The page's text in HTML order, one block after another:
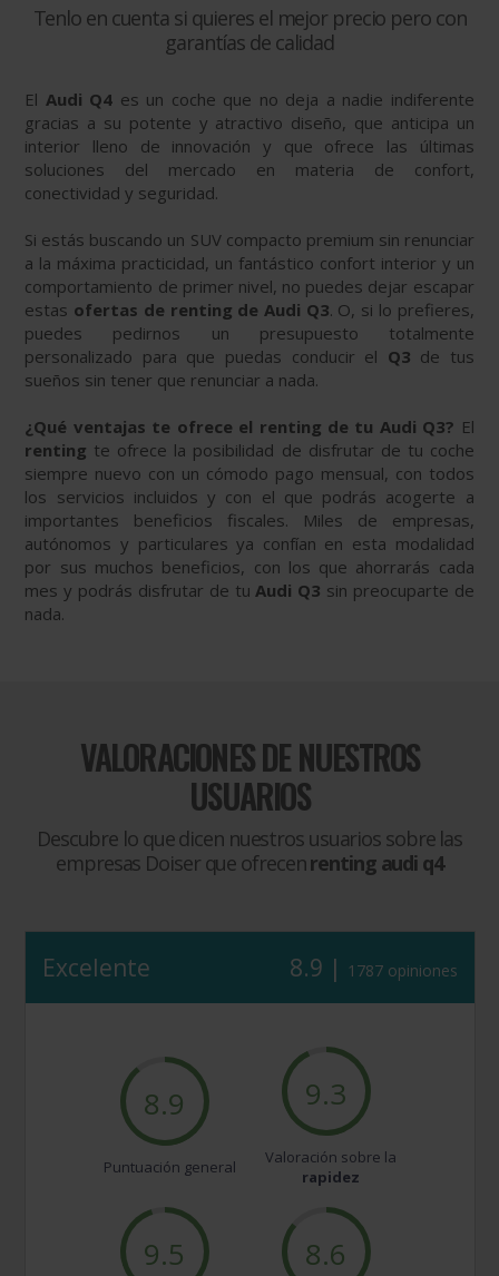
Tenlo en cuenta si quieres el mejor precio pero con
garantías de calidad
El Audi Q4 es un coche que no deja a nadie indiferente
gracias a su potente y atractivo diseño, que anticipa un
interior lleno de innovación y que ofrece las últimas
soluciones del mercado en materia de confort,
conectividad y seguridad.
Si estás buscando un SUV compacto premium sin renunciar
a la máxima practicidad, un fantástico confort interior y un
comportamiento de primer nivel, no puedes dejar escapar
estas ofertas de renting de Audi Q3. O, si lo prefieres,
puedes pedirnos un presupuesto totalmente
personalizado para que puedas conducir el Q3 de tus
sueños sin tener que renunciar a nada.
¿Qué ventajas te ofrece el renting de tu Audi Q3? El
renting te ofrece la posibilidad de disfrutar de tu coche
siempre nuevo con un cómodo pago mensual, con todos
los servicios incluidos y con el que podrás acogerte a
importantes beneficios fiscales. Miles de empresas,
autónomos y particulares ya confían en esta modalidad
por sus muchos beneficios, con los que ahorrarás cada
mes y podrás disfrutar de tuAudi Q3 sin preocuparte de
nada.
VALORACIONES DE NUESTROS
USUARIOS
Descubre lo que dicen nuestros usuarios sobre las
empresas Doiser que ofrecenrenting audi q4
Excelente 8.9 | 1787 opiniones
8.9
Puntuación general
9.3
Valoración sobre la
rapidez
9.5 8.6